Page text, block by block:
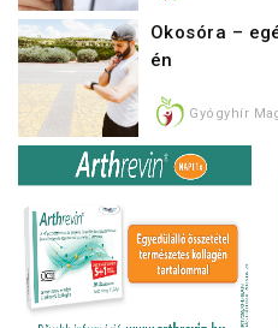
Okosóra –
én
Gyógyhír